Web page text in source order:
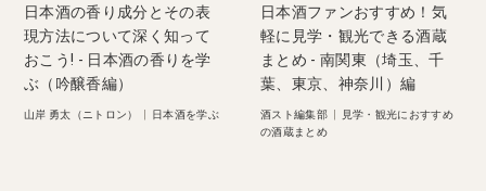
日本酒の香り成分とその表
現方法について深く知って
おこう! - 日本酒の香りを学
ぶ（吟醸香編）
山岸 勇太（ニトロン） 日本酒を学ぶ
日本酒ファンおすすめ！気
軽に見学・観光できる酒蔵
まとめ - 南関東（埼玉、千
葉、東京、神奈川）編
酒スト編集部
見学・観光におすすめ
の酒蔵まとめ